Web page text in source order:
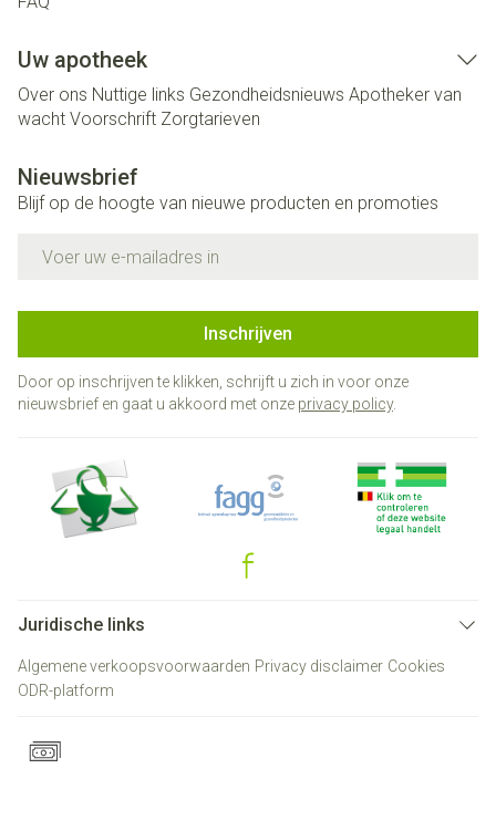
Uw apotheek
Over ons Nuttige links Gezondheidsnieuws Apotheker van
wacht Voorschrift Zorgtarieven
Nieuwsbrief
Blijf op de hoogte van nieuwe producten en promoties
Inschrijven
Door op inschrijven te klikken, schrijft u zich in voor onze
nieuwsbrief en gaat u akkoord met onze privacy policy.
Juridische links
Algemene verkoopsvoorwaarden Privacy disclaimer Cookies
ODR-platform